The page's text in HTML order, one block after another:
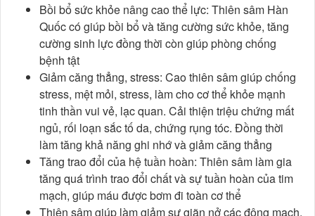
Bồi bổ sức khỏe nâng cao thể lực: Thiên sâm Hàn
Quốc có giúp bồi bổ và tăng cường sức khỏe, tăng
cường sinh lực đồng thời còn giúp phòng chống
bệnh tật
Giảm căng thẳng, stress: Cao thiên sâm giúp chống
stress, mệt mỏi, stress, làm cho cơ thể khỏe mạnh
tinh thần vui vẻ, lạc quan. Cải thiện triệu chứng mất
ngủ, rối loạn sắc tố da, chứng rụng tóc. Đồng thời
làm tăng khả năng ghi nhớ và giảm căng thẳng
Tăng trao đổi của hệ tuần hoàn: Thiên sâm làm gia
tăng quá trình trao đổi chất và sự tuần hoàn của tim
mạch, giúp máu được bơm đi toàn cơ thể
Thiên sâm giúp làm giảm sự giãn nở các động mạch,